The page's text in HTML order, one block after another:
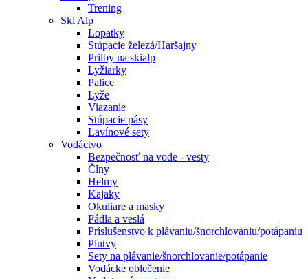
Trening
Ski Alp
Lopatky
Stúpacie železá/Haršajny
Prilby na skialp
Lyžiarky
Palice
Lyže
Viazanie
Stúpacie pásy
Lavínové sety
Vodáctvo
Bezpečnosť na vode - vesty
Člny
Helmy
Kajaky
Okuliare a masky
Pádla a veslá
Príslušenstvo k plávaniu/šnorchlovaniu/potápaniu
Plutvy
Sety na plávanie/šnorchlovanie/potápanie
Vodácke oblečenie